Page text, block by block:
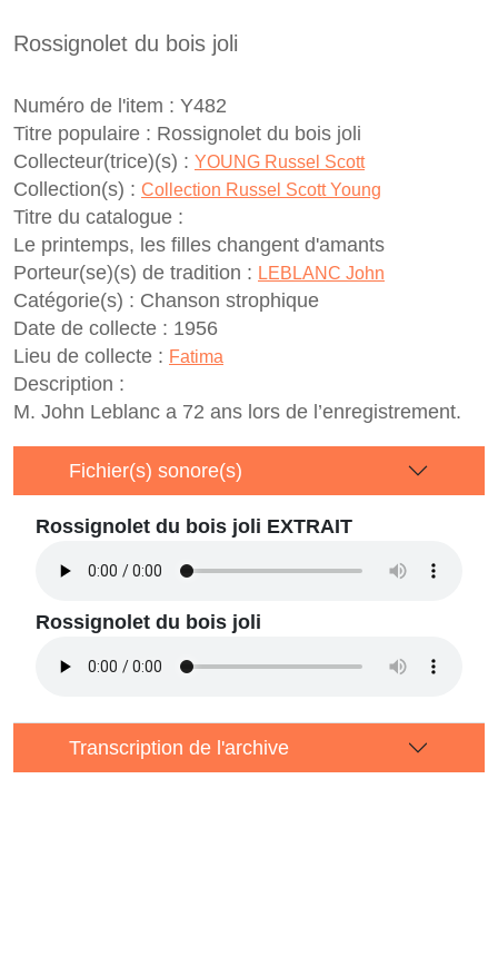
Rossignolet du bois joli
Numéro de l'item : Y482
Titre populaire : Rossignolet du bois joli
Collecteur(trice)(s) : YOUNG Russel Scott
Collection(s) : Collection Russel Scott Young
Titre du catalogue :
Le printemps, les filles changent d'amants
Porteur(se)(s) de tradition : LEBLANC John
Catégorie(s) : Chanson strophique
Date de collecte : 1956
Lieu de collecte : Fatima
Description :
M. John Leblanc a 72 ans lors de l’enregistrement.
Fichier(s) sonore(s)
Rossignolet du bois joli EXTRAIT
Rossignolet du bois joli
Transcription de l'archive